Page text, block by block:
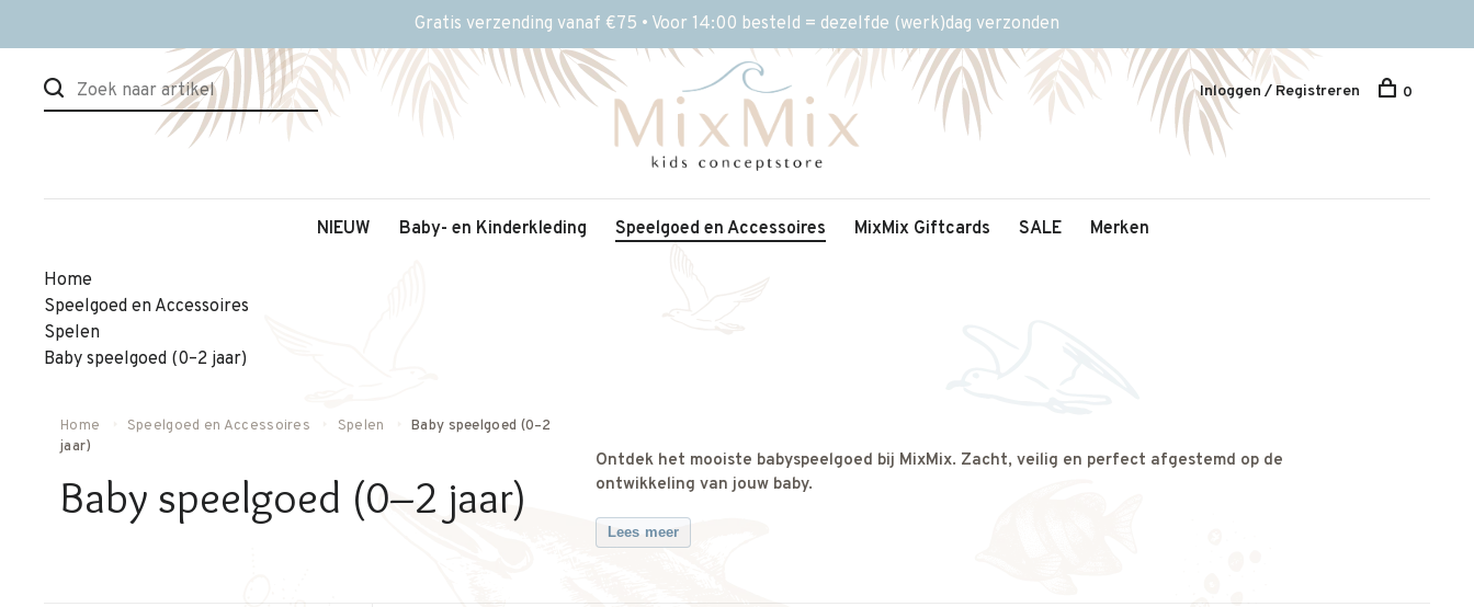
Gratis verzending vanaf €75 • Voor 14:00 besteld = dezelfde (werk)dag verzonden
NIEUW Baby- en Kinderkleding Speelgoed en Accessoires MixMix Giftcards SALE Merken
Inloggen / Registreren 0
Home
Speelgoed en Accessoires
Spelen
Baby speelgoed (0–2 jaar)
Home Speelgoed en Accessoires Spelen
Baby speelgoed (0–2
jaar)
Baby speelgoed (0–2 jaar)
Ontdek het mooiste babyspeelgoed bij MixMix. Zacht, veilig en perfect afgestemd op de
ontwikkeling van jouw baby.
Lees meer